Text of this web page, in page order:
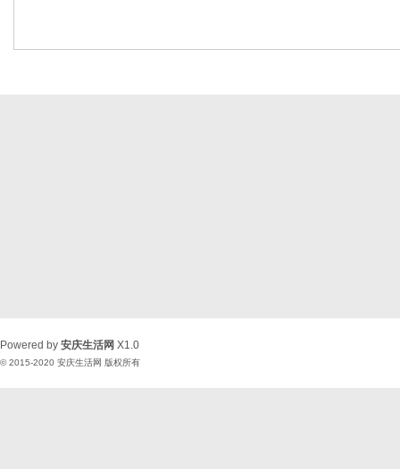
Powered by 安庆生活网 X1.0
© 2015-2020 安庆生活网 版权所有